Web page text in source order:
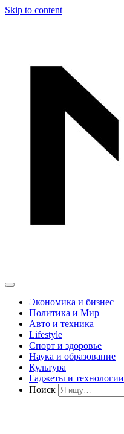
Skip to content
Экономика и бизнес
Политика и Мир
Авто и техника
Lifestyle
Спорт и здоровье
Наука и образование
Культура
Гаджеты и технологии
Поиск